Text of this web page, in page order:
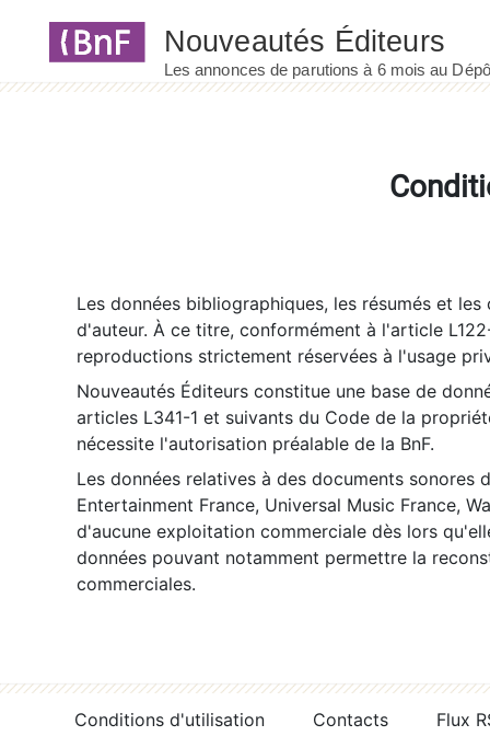
Les données bibliographiques, les résumés et
d'auteur. À ce titre, conformément à l'article
reproductions strictement réservées à l'usage
Nouveautés Éditeurs constitue une base de
articles L341-1 et suivants du Code de la
nécessite l'autorisation préalable de la BnF.
Les données relatives à des documents sonores
Entertainment France, Universal Music France,
d'aucune exploitation commerciale dès lors
données pouvant notamment permettre la
commerciales.
Conditions d'utilisation Contacts
Flux